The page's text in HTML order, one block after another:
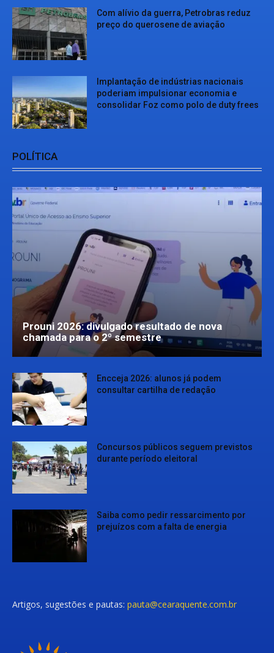
Com alívio da guerra, Petrobras reduz
preço do querosene de aviação
Implantação de indústrias nacionais
poderiam impulsionar economia e
consolidar Foz como polo de duty frees
POLÍTICA
Prouni 2026: divulgado resultado de nova
chamada para o 2º semestre
Encceja 2026: alunos já podem
consultar cartilha de redação
Concursos públicos seguem previstos
durante período eleitoral
Saiba como pedir ressarcimento por
prejuízos com a falta de energia
Artigos, sugestões e pautas: pauta@cearaquente.com.br